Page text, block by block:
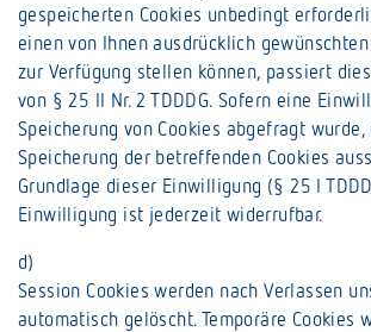
gespeicherten Cookies unbedingt
einen von Ihnen ausdrücklich
zur Verfügung stellen können, passiert
von § 25 II Nr. 2 TDDDG. Sofern eine
Speicherung von Cookies abgefragt
Speicherung der betreffenden Cookies
Grundlage dieser Einwilligung (§ 25 I
Einwilligung ist jederzeit widerrufbar.
d)
Session Cookies werden nach Verlassen
automatisch gelöscht. Temporäre Cookies